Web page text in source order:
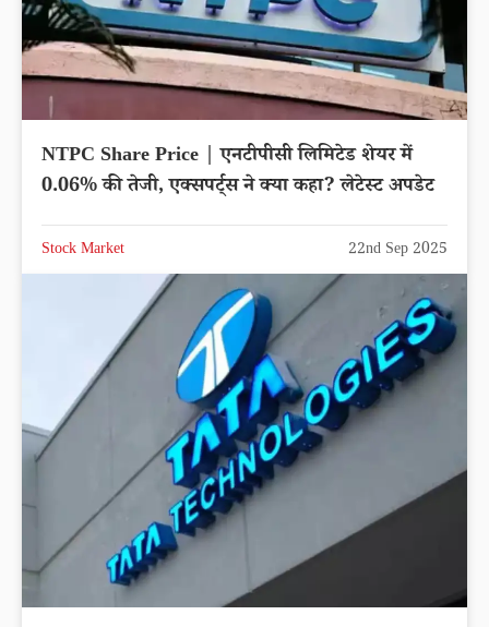
NTPC Share Price | एनटीपीसी लिमिटेड शेयर में
0.06% की तेजी, एक्सपर्ट्स ने क्या कहा? लेटेस्ट अपडेट
Stock Market 22nd Sep 2025